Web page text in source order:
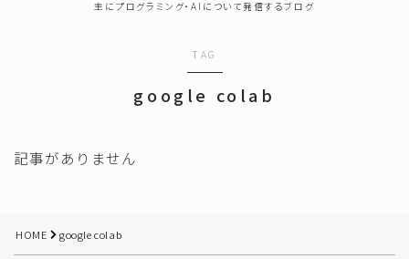
主にプログラミング・AIについて発信するブログ
プログラミング
TAG
google colab
記事がありません
HOME google colab